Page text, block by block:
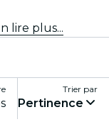
lire plus...
Trier par
Pertinence